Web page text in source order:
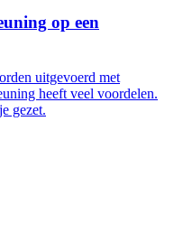
op een
uitgevoerd met
heeft veel voordelen.
gezet.